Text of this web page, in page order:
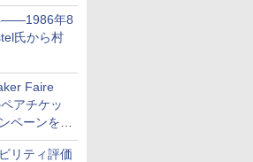
――1986年8
氏から村
Faire
アチケッ
ペーンをX
まで
リティ評価